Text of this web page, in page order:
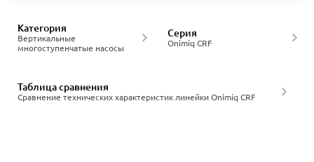
Вертикальные
многоступенчатые насосы
Категория
Onimiq CRF
Серия
Сравнение технических характеристик линейки Onimiq CRF
Таблица сравнения